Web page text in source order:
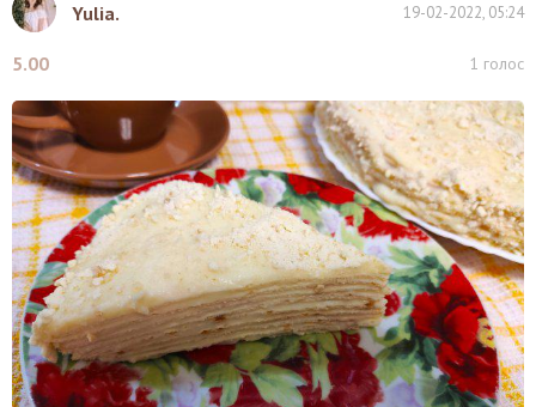
Yulia. 19-02-2022, 05:24
5.00 1 голос